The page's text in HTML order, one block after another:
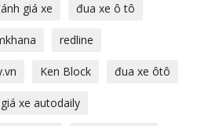
giá xe đua xe ô tô
redline
Ken Block đua xe ôtô
xe autodaily